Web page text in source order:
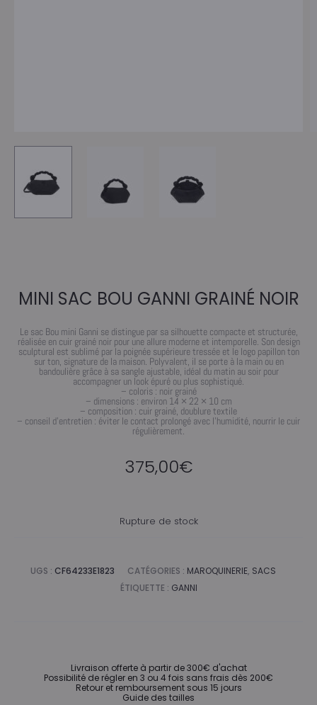
MINI SAC BOU GANNI GRAINÉ NOIR
Le sac Bou mini Ganni se distingue par sa silhouette compacte et structurée,
réalisée en cuir grainé noir pour une allure moderne et intemporelle. Son design
sculptural est sublimé par la poignée supérieure tressée et le logo papillon ton
sur ton, signature de la maison. Polyvalent, il se porte à la main ou en
bandoulière grâce à sa sangle ajustable, idéal du matin au soir pour
accompagner un look épuré ou plus sophistiqué.
– coloris : noir grainé
– dimensions : environ 14 × 22 × 10 cm
– composition : cuir grainé, doublure textile
– conseil d’entretien : éviter le contact prolongé avec l’humidité, nourrir le cuir
régulièrement.
375,00€
Rupture de stock
UGS : CF64233E1823 CATÉGORIES : MAROQUINERIE, SACS
ÉTIQUETTE : GANNI
Livraison offerte à partir de 300€ d'achat
Possibilité de régler en 3 ou 4 fois sans frais dès 200€
Retour et remboursement sous 15 jours
Guide des tailles